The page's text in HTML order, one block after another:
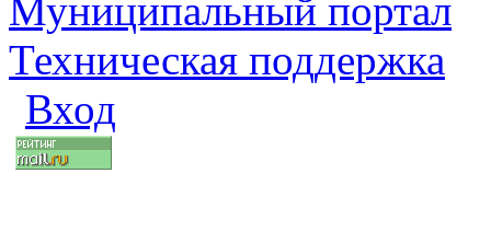
Муниципальный портал
Техническая поддержка
Вход